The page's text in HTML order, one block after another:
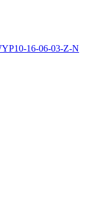
16-06-03-Z-N